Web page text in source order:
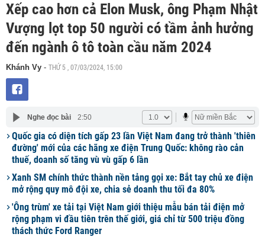
Xếp cao hơn cả Elon Musk, ông Phạm Nhật
Vượng lọt top 50 người có tầm ảnh hưởng
đến ngành ô tô toàn cầu năm 2024
Khánh Vy - THỨ 5 , 07/03/2024, 15:00
Nghe đọc bài 2:50
Quốc gia có diện tích gấp 23 lần Việt Nam đang trở thành 'thiên
đường' mới của các hãng xe điện Trung Quốc: không rào cản
thuế, doanh số tăng vù vù gấp 6 lần
Xanh SM chính thức thành nền tảng gọi xe: Bắt tay chủ xe điện
mở rộng quy mô đội xe, chia sẻ doanh thu tối đa 80%
'Ông trùm' xe tải tại Việt Nam giới thiệu mẫu bán tải điện mở
rộng phạm vi đầu tiên trên thế giới, giá chỉ từ 500 triệu đồng
thách thức Ford Ranger